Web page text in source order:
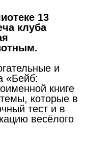
13
клуба
и
«Бейб:
книге
которые в
тест и в
весёлого